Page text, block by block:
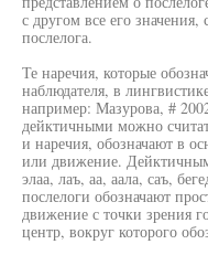
с другом все его
послелога.
Те наречия, которые
наблюдателя, в
например: Мазурова, #
дейктичными можно
и наречия, обозначают в
или движение.
элаа, лаъ, аа, аала, саъ,
послелоги обозначают
движение с точки зрения
центр, вокруг которого